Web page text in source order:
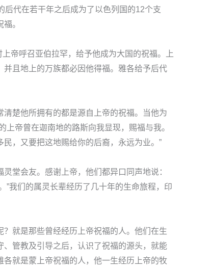
后代在若干年之后成为了以色列国的12个支
。
帝呼召亚伯拉罕，给予他成为大国的祝福。上
且地上的万族都必因他得福。雅各给予后代
楚他所拥有的都是源自上帝的祝福。当他为
上帝曾在迦南地的路斯向我显现，赐福与我。
，又要把这地赐给你的后裔，永远为业。”
堂会友。感谢上帝，他们都异口同声地说：
”我们的属灵长辈经历了几十年的生命旅程，印
就是那些曾经经历上帝祝福的人。他们在生
管教及引导之后，认识了祝福的源头，就能
就是蒙上帝祝福的人，他一生经历上帝的牧